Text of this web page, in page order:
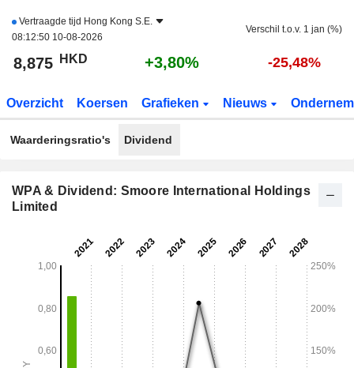
Vertraagde tijd Hong Kong S.E.
08:12:50 10-08-2026
Verschil t.o.v. 1 jan (%)
8,875 HKD +3,80% -25,48%
Overzicht Koersen Grafieken Nieuws
Waarderingsratio's Dividend
WPA & Dividend: Smoore International Holdings
Limited